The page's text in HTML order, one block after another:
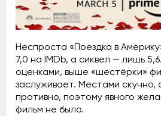
Неспроста «Поездка в
7,0 на IMDb, а сиквел — лишь
оценками, выше «шестёрки»
заслуживает. Местами
противно, поэтому явного
фильм не было.